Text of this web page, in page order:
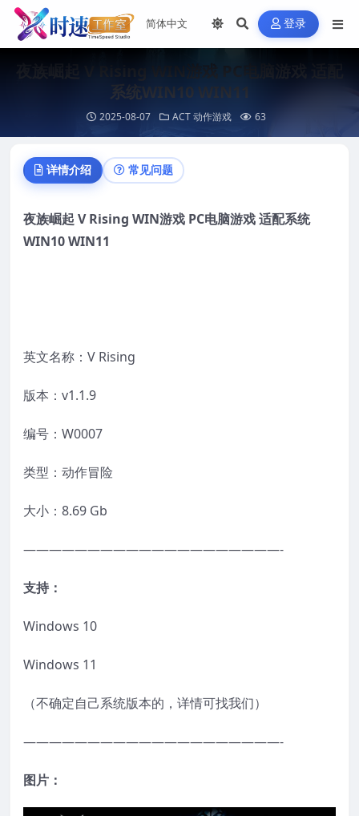
登录
夜族崛起 V Rising WIN游戏 PC电脑游戏 适配
系统WIN10 WIN11
2025-08-07 ACT 动作游戏 63
详情介绍 常见问题
夜族崛起 V Rising WIN游戏 PC电脑游戏适配系统
WIN10 WIN11
英文名称：V Rising
版本：v1.1.9
编号：W0007
类型：动作冒险
大小：8.69 Gb
————————————————————-
支持：
Windows 10
Windows 11
（不确定自己系统版本的，详情可找我们）
————————————————————-
图片：